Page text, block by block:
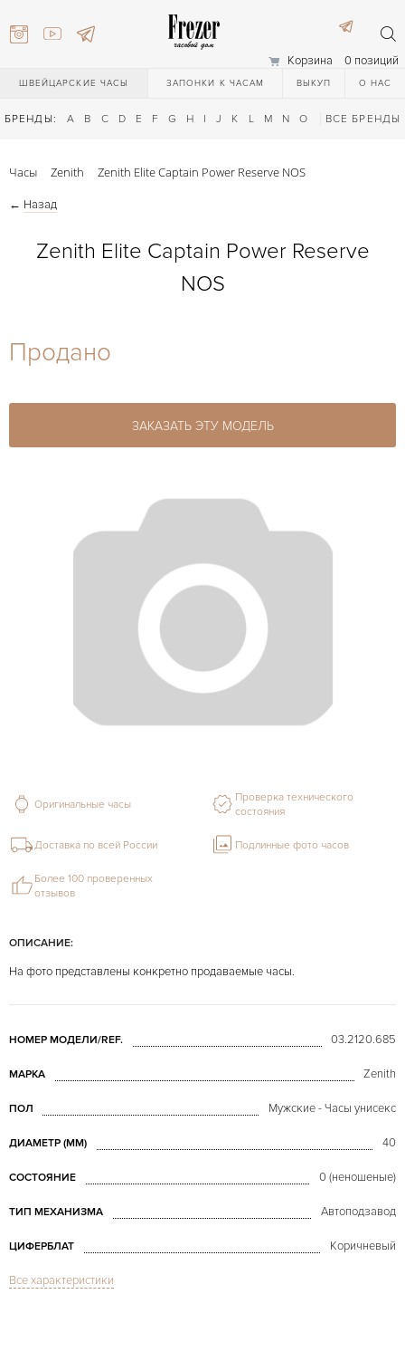
Корзина 0 позиций
ШВЕЙЦАРСКИЕ ЧАСЫ ЗАПОНКИ К ЧАСАМ ВЫКУП О НАС
БРЕНДЫ: A B C D E F G H I J K L M N O Q R S T
ВСЕ БРЕНДЫ
27-44
Часы Zenith Zenith Elite Captain Power Reserve NOS
← Назад
Zenith Elite Captain Power Reserve
NOS
Продано
ЗАКАЗАТЬ ЭТУ МОДЕЛЬ
ОПИСАНИЕ:
На фото представлены конкретно продаваемые часы.
НОМЕР МОДЕЛИ/REF. 03.2120.685
МАРКА Zenith
ПОЛ Мужские - Часы унисекс
ДИАМЕТР (MM) 40
СОСТОЯНИЕ 0 (неношеные)
ТИП МЕХАНИЗМА Автоподзавод
ЦИФЕРБЛАТ Коричневый
СТЕКЛО
Все характеристики
Оригинальные часы
Проверка технического
состояния
Доставка по всей России Подлинные фото часов
Более 100 проверенных
отзывов